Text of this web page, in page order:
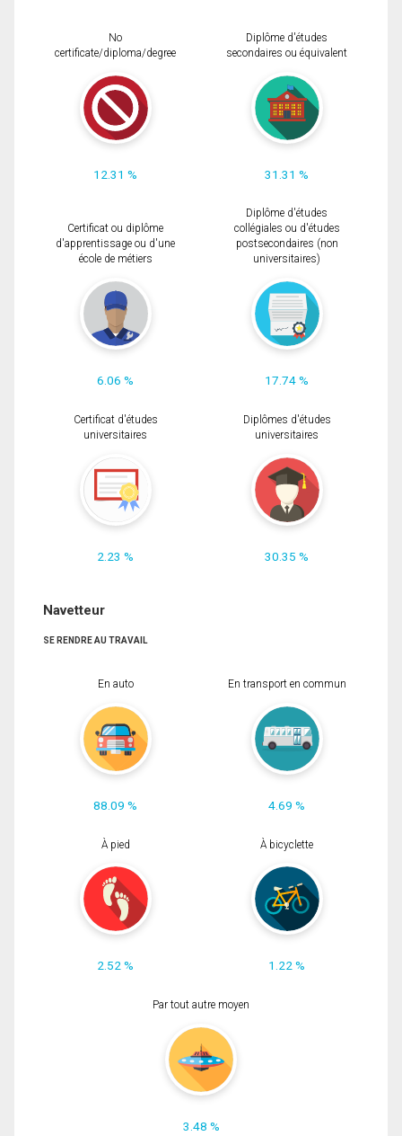
No
certificate/diploma/degree
12.31 %
Diplôme d'études
secondaires ou équivalent
31.31 %
Certificat ou diplôme
d'apprentissage ou d'une
école de métiers
6.06 %
Diplôme d'études
collégiales ou d'études
postsecondaires (non
universitaires)
17.74 %
Certificat d'études
universitaires
2.23 %
Diplômes d'études
universitaires
30.35 %
Navetteur
SE RENDRE AU TRAVAIL
En auto
88.09 %
En transport en commun
4.69 %
À pied
2.52 %
À bicyclette
1.22 %
Par tout autre moyen
3.48 %